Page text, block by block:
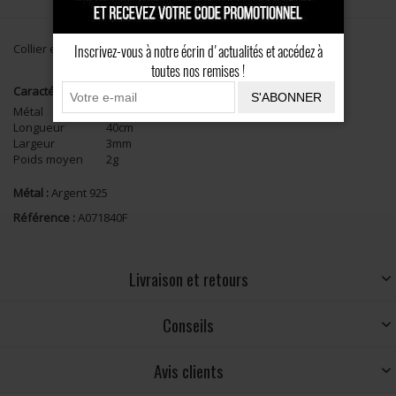
Collier en gomme 2,5mm, fermoir en Argent 925 millièmes.
Caractéristiques
Métal
Argent 925
Longueur
40cm
Largeur
3mm
Poids moyen
2g
Métal : Argent 925
Référence : A071840F
Livraison et retours
Conseils
Avis clients
Inscrivez-vous à notre écrin d'actualités et accédez à
toutes nos remises !
S'ABONNER